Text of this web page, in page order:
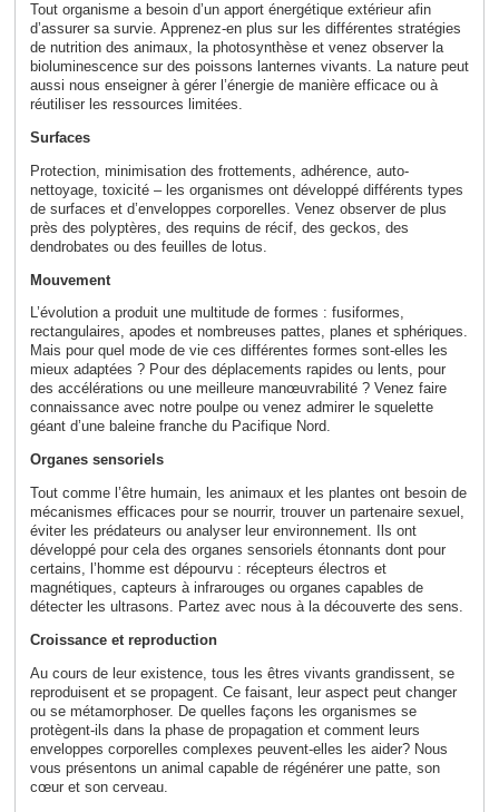
Tout organisme a besoin d’un apport énergétique extérieur afin
d’assurer sa survie. Apprenez-en plus sur les différentes stratégies
de nutrition des animaux, la photosynthèse et venez observer la
bioluminescence sur des poissons lanternes vivants. La nature peut
aussi nous enseigner à gérer l’énergie de manière efficace ou à
réutiliser les ressources limitées.
Surfaces
Protection, minimisation des frottements, adhérence, auto-
nettoyage, toxicité – les organismes ont développé différents types
de surfaces et d’enveloppes corporelles. Venez observer de plus
près des polyptères, des requins de récif, des geckos, des
dendrobates ou des feuilles de lotus.
Mouvement
L’évolution a produit une multitude de formes : fusiformes,
rectangulaires, apodes et nombreuses pattes, planes et sphériques.
Mais pour quel mode de vie ces différentes formes sont-elles les
mieux adaptées ? Pour des déplacements rapides ou lents, pour
des accélérations ou une meilleure manœuvrabilité ? Venez faire
connaissance avec notre poulpe ou venez admirer le squelette
géant d’une baleine franche du Pacifique Nord.
Organes sensoriels
Tout comme l’être humain, les animaux et les plantes ont besoin de
mécanismes efficaces pour se nourrir, trouver un partenaire sexuel,
éviter les prédateurs ou analyser leur environnement. Ils ont
développé pour cela des organes sensoriels étonnants dont pour
certains, l’homme est dépourvu : récepteurs électros et
magnétiques, capteurs à infrarouges ou organes capables de
détecter les ultrasons. Partez avec nous à la découverte des sens.
Croissance et reproduction
Au cours de leur existence, tous les êtres vivants grandissent, se
reproduisent et se propagent. Ce faisant, leur aspect peut changer
ou se métamorphoser. De quelles façons les organismes se
protègent-ils dans la phase de propagation et comment leurs
enveloppes corporelles complexes peuvent-elles les aider? Nous
vous présentons un animal capable de régénérer une patte, son
cœur et son cerveau.